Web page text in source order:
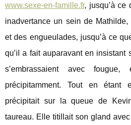
www.sexe-en-famille.fr, jusqu’à ce
inadvertance un sein de Mathilde,
et des engueulades, jusqu’à ce
qu’il a fait auparavant en insistant
s’embrassaient avec
précipitamment. Tout en étant
précipitait sur la queue de
taureau. Elle titillait son gland